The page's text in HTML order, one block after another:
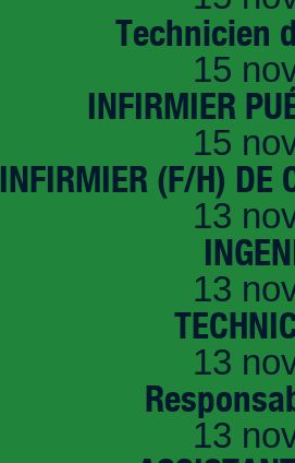
Technicien
15
INFIRMIER
15
INFIRMIER (F/H) DE
13
13
13
13